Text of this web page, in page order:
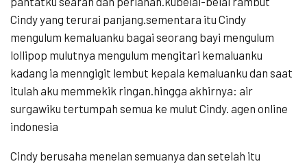
Cindy yang terurai panjang.sementara itu Cindy
mengulum kemaluanku bagai seorang bayi mengulum
lollipop mulutnya mengulum mengitari kemaluanku
kadang ia menngigit lembut kepala kemaluanku dan saat
itulah aku memmekik ringan.hingga akhirnya: air
surgawiku tertumpah semua ke mulut Cindy. agen online
indonesia
Cindy berusaha menelan semuanya dan setelah itu